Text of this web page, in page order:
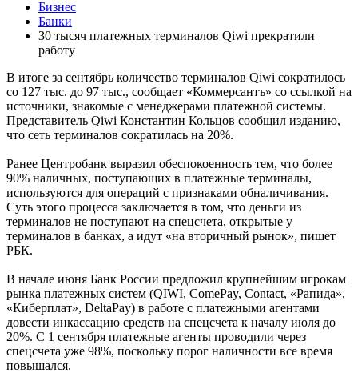
Бизнес
Банки
30 тысяч платежных терминалов Qiwi прекратили
работу
В итоге за сентябрь количество терминалов Qiwi сократилось
со 127 тыс. до 97 тыс., сообщает «Коммерсантъ» со ссылкой на
источники, знакомые с менеджерами платежной системы.
Представитель Qiwi Константин Кольцов сообщил изданию,
что сеть терминалов сократилась на 20%.
Ранее Центробанк выразил обеспокоенность тем, что более
90% наличных, поступающих в платежные терминалы,
используются для операций с признаками обналичивания.
Суть этого процесса заключается в том, что деньги из
терминалов не поступают на спецсчета, открытые у
терминалов в банках, а идут «на вторичный рынок», пишет
РБК.
В начале июня Банк России предложил крупнейшим игрокам
рынка платежных систем (QIWI, ComePay, Contact, «Рапида»,
«Киберплат», DeltaPay) в работе с платежными агентами
довести инкассацию средств на спецсчета к началу июля до
20%. С 1 сентября платежные агенты проводили через
спецсчета уже 98%, поскольку порог наличности все время
повышался.